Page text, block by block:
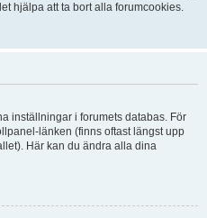
hjälpa att ta bort alla forumcookies.
inställningar i forumets databas. För
länken (finns oftast längst upp
Här kan du ändra alla dina